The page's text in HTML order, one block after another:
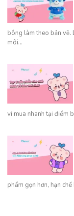
bông làm theo bản vẽ.
môi…
vi mua nhanh tại điểm
phẩm gọn hơn, hạn